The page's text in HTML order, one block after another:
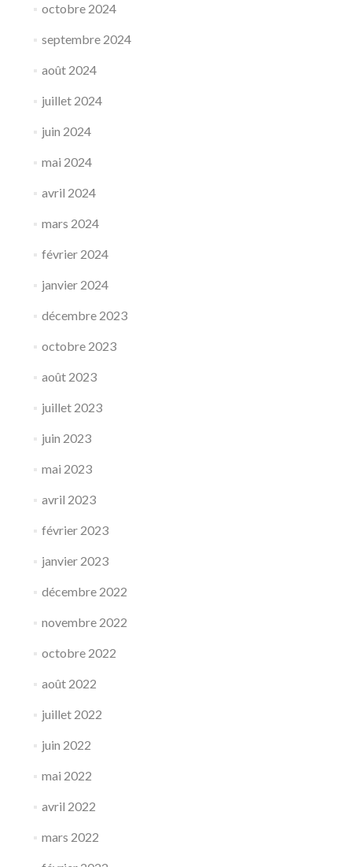
octobre 2024
septembre 2024
août 2024
juillet 2024
juin 2024
mai 2024
avril 2024
mars 2024
février 2024
janvier 2024
décembre 2023
octobre 2023
août 2023
juillet 2023
juin 2023
mai 2023
avril 2023
février 2023
janvier 2023
décembre 2022
novembre 2022
octobre 2022
août 2022
juillet 2022
juin 2022
mai 2022
avril 2022
mars 2022